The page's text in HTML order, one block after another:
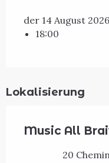
der 14 August 2026
18:00
Lokalisierung
Music All
20